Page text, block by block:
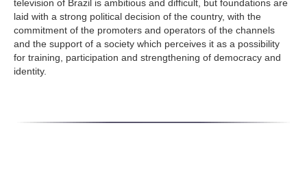
television of Brazil is ambitious and difficult, but foundations are
laid with a strong political decision of the country, with the
commitment of the promoters and operators of the channels
and the support of a society which perceives it as a possibility
for training, participation and strengthening of democracy and
identity.